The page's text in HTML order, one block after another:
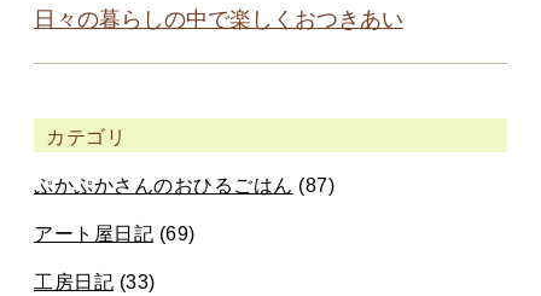
日々の暮らしの中で楽しくおつきあい
カテゴリ
ぷかぷかさんのおひるごはん (87)
アート屋日記 (69)
工房日記 (33)